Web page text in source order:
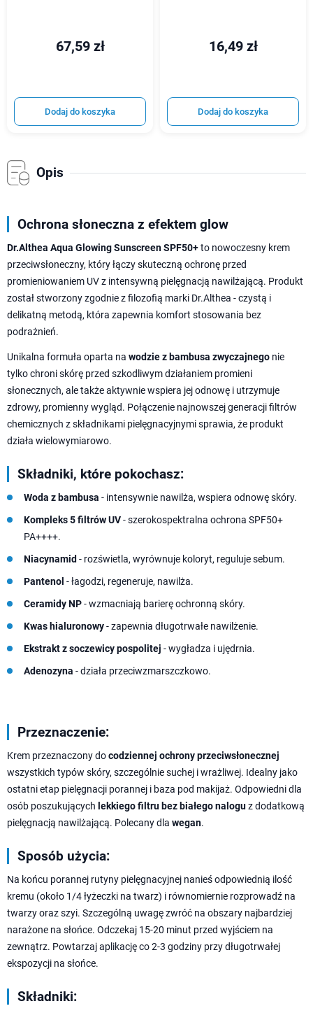
67,59 zł
Dodaj do koszyka
16,49 zł
Dodaj do koszyka
Opis
Ochrona słoneczna z efektem glow
Dr.Althea Aqua Glowing Sunscreen SPF50+to nowoczesny krem
przeciwsłoneczny, który łączy skuteczną ochronę przed
promieniowaniem UV z intensywną pielęgnacją nawilżającą. Produkt
został stworzony zgodnie z filozofią marki Dr.Althea - czystą i
delikatną metodą, która zapewnia komfort stosowania bez
podrażnień.
Unikalna formuła oparta na wodzie z bambusa zwyczajnego nie
tylko chroni skórę przed szkodliwym działaniem promieni
słonecznych, ale także aktywnie wspiera jej odnowę i utrzymuje
zdrowy, promienny wygląd. Połączenie najnowszej generacji filtrów
chemicznych z składnikami pielęgnacyjnymi sprawia, że produkt
działa wielowymiarowo.
Składniki, które pokochasz:
Woda z bambusa - intensywnie nawilża, wspiera odnowę skóry.
Kompleks 5 filtrów UV- szerokospektralna ochrona SPF50+
PA++++.
Niacynamid - rozświetla, wyrównuje koloryt, reguluje sebum.
Pantenol - łagodzi, regeneruje, nawilża.
Ceramidy NP- wzmacniają barierę ochronną skóry.
Kwas hialuronowy- zapewnia długotrwałe nawilżenie.
Ekstrakt z soczewicy pospolitej - wygładza i ujędrnia.
Adenozyna - działa przeciwzmarszczkowo.
Przeznaczenie:
Krem przeznaczony docodziennej ochrony przeciwsłonecznej
wszystkich typów skóry, szczególnie suchej i wrażliwej. Idealny jako
ostatni etap pielęgnacji porannej i baza pod makijaż. Odpowiedni dla
osób poszukujących lekkiego filtru bez białego naloguz dodatkową
pielęgnacją nawilżającą. Polecany dla wegan.
Sposób użycia:
Na końcu porannej rutyny pielęgnacyjnej nanieś odpowiednią ilość
kremu (około 1/4 łyżeczki na twarz) i równomiernie rozprowadź na
twarzy oraz szyi. Szczególną uwagę zwróć na obszary najbardziej
narażone na słońce. Odczekaj 15-20 minut przed wyjściem na
zewnątrz. Powtarzaj aplikację co 2-3 godziny przy długotrwałej
ekspozycji na słońce.
Składniki: